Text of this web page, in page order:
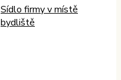
Sídlo firmy v místě
bydliště